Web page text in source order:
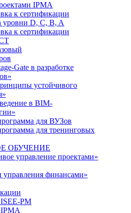
IPMA
к сертификации
уровни D, C, B, A
к сертификации
Gate в разработке
устойчивого
в BIM-
для ВУЗов
для тренинговых
ОБУЧЕНИЕ
управление проектами»
финансами»
PM